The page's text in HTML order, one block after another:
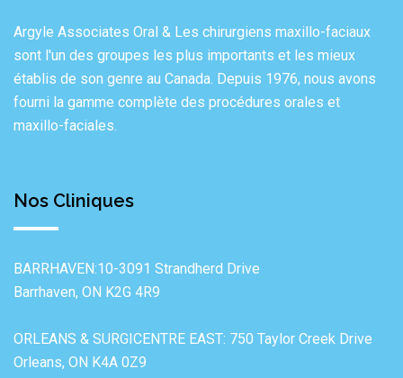
Argyle Associates Oral & Les chirurgiens maxillo-faciaux
sont l'un des groupes les plus importants et les mieux
établis de son genre au Canada. Depuis 1976, nous avons
fourni la gamme complète des procédures orales et
maxillo-faciales.
Nos Cliniques
BARRHAVEN:10-3091 Strandherd Drive
Barrhaven, ON K2G 4R9
ORLEANS & SURGICENTRE EAST: 750 Taylor Creek Drive
Orleans, ON K4A 0Z9